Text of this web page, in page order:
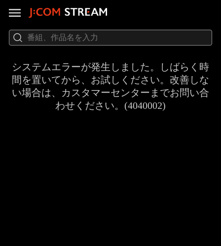
システムエラーが発生しました。しばらく時
間を置いてから、お試しください。改善しな
い場合は、カスタマーセンターまでお問い合
わせください。(4040002)